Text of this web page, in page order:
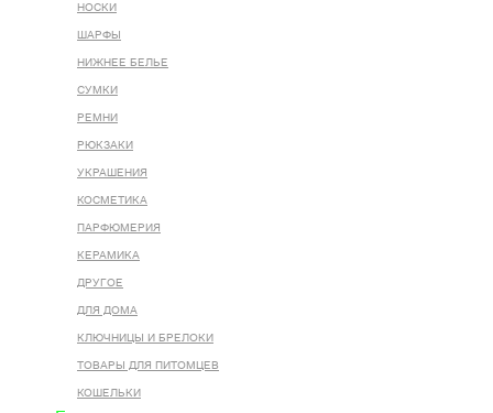
НОСКИ
ШАРФЫ
НИЖНЕЕ БЕЛЬЕ
СУМКИ
РЕМНИ
РЮКЗАКИ
УКРАШЕНИЯ
КОСМЕТИКА
ПАРФЮМЕРИЯ
КЕРАМИКА
ДРУГОЕ
ДЛЯ ДОМА
КЛЮЧНИЦЫ И БРЕЛОКИ
ТОВАРЫ ДЛЯ ПИТОМЦЕВ
КОШЕЛЬКИ